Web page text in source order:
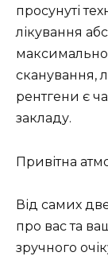
просунуті
лікування
сканування,
рентгени є
закладу.
Привітна
Від самих
про вас та
зручного